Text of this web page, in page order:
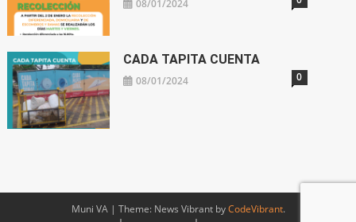
08/01/2024
CADA TAPITA CUENTA
08/01/2024 0
Muni VA | Theme: News Vibrant byCodeVibrant.